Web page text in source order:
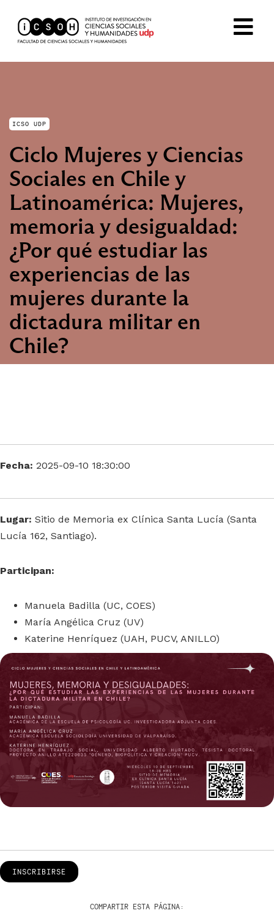
ICSO UDP
Ciclo Mujeres y Ciencias
Sociales en Chile y
Latinoamérica: Mujeres,
memoria y desigualdad:
¿Por qué estudiar las
experiencias de las
mujeres durante la
dictadura militar en
Chile?
Fecha: 2025-09-10 18:30:00
Lugar: Sitio de Memoria ex Clínica Santa Lucía (Santa
Lucía 162, Santiago).
Participan:
Manuela Badilla (UC, COES)
María Angélica Cruz (UV)
Katerine Henríquez (UAH, PUCV, ANILLO)
INSCRIBIRSE
COMPARTIR ESTA PÁGINA: